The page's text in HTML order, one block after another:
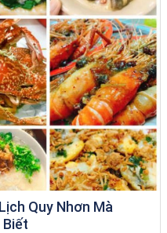
Quy Nhơn Mà
Biết